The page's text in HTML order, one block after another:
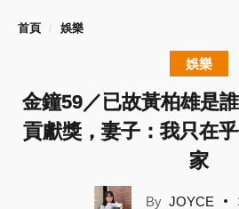
首頁 娛樂
娛樂
金鐘59／已故黃柏雄是
貢獻獎，妻子：我只在
家
JOYCE